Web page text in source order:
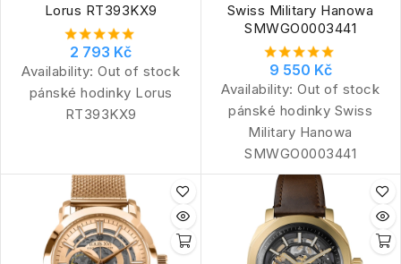
Lorus RT393KX9
2 793 Kč
Availability: Out of stock
pánské hodinky Lorus
RT393KX9
Swiss Military Hanowa
SMWGO0003441
9 550 Kč
Availability: Out of stock
pánské hodinky Swiss
Military Hanowa
SMWGO0003441